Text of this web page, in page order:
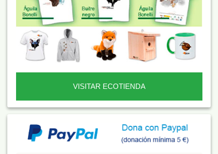
VISITAR ECOTIENDA